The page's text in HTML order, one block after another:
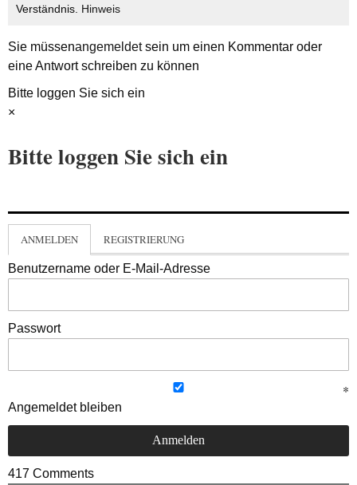
Verständnis. Hinweis
Sie müssenangemeldetsein um einen Kommentar oder
eine Antwort schreiben zu können
Bitte loggen Sie sich ein
×
Bitte loggen Sie sich ein
ANMELDEN REGISTRIERUNG
Benutzername oder E-Mail-Adresse
Passwort
Angemeldet bleiben
417 Comments